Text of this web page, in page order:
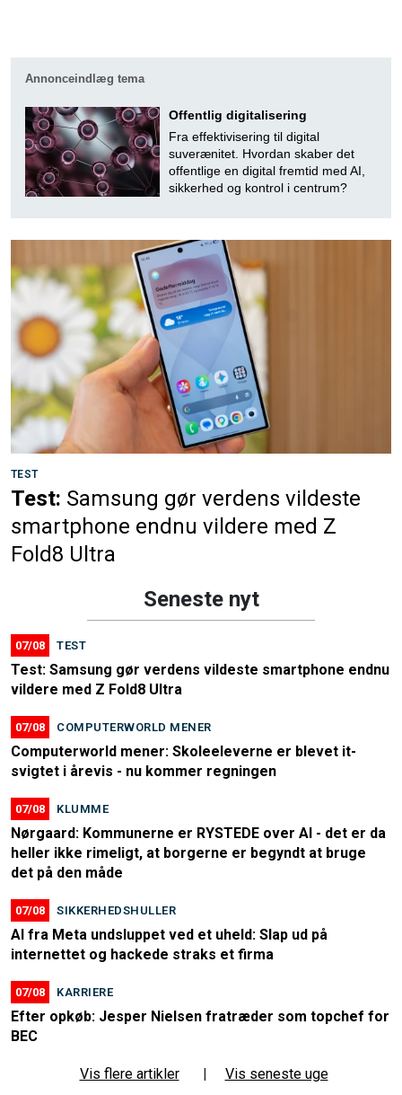
Annonceindlæg tema
Offentlig digitalisering
Fra effektivisering til digital
suverænitet. Hvordan skaber det
offentlige en digital fremtid med AI,
sikkerhed og kontrol i centrum?
TEST
Test: Samsung gør verdens vildeste
smartphone endnu vildere med Z
Fold8 Ultra
Seneste nyt
07/08 TEST
Test: Samsung gør verdens vildeste smartphone endnu
vildere med Z Fold8 Ultra
07/08 COMPUTERWORLD MENER
Computerworld mener: Skoleeleverne er blevet it-
svigtet i årevis - nu kommer regningen
07/08 KLUMME
Nørgaard: Kommunerne er RYSTEDE over AI - det er da
heller ikke rimeligt, at borgerne er begyndt at bruge
det på den måde
07/08 SIKKERHEDSHULLER
AI fra Meta undsluppet ved et uheld: Slap ud på
internettet og hackede straks et firma
07/08 KARRIERE
Efter opkøb: Jesper Nielsen fratræder som topchef for
BEC
Vis flere artikler | Vis seneste uge